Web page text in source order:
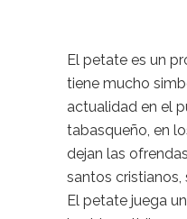
El petate es un
tiene mucho
actualidad en el
tabasqueño, en
dejan las
santos cristianos,
El petate juega